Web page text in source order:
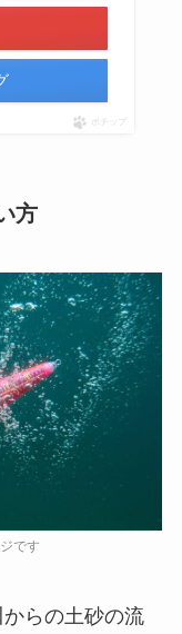
ポチップ
方
らの土砂の流